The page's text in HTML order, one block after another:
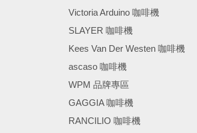
Victoria Arduino 咖啡機
SLAYER 咖啡機
Kees Van Der Westen 咖啡機
ascaso 咖啡機
WPM 品牌專區
GAGGIA 咖啡機
RANCILIO 咖啡機